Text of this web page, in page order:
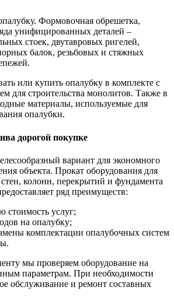
Формовочная обрешетка,
унифицированных деталей –
стоек, двутавровых ригелей,
балок, резьбовых и стяжных
или купить опалубку в комплекте с
для строительства монолитов. Также в
материалы, используемые для
опалубки.
дорогой покупке
вариант для экономного
объекта. Прокат оборудования для
колонн, перекрытий и фундамента
ряд преимуществ:
стоимость услуг;
на опалубку;
комплектации опалубочных систем
мы проверяем оборудование на
параметрам. При необходимости
обслуживание и ремонт составных